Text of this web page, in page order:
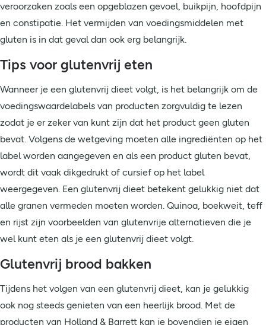
veroorzaken zoals een opgeblazen gevoel, buikpijn, hoofdpijn
en constipatie. Het vermijden van voedingsmiddelen met
gluten is in dat geval dan ook erg belangrijk.
Tips voor glutenvrij eten
Wanneer je een glutenvrij dieet volgt, is het belangrijk om de
voedingswaardelabels van producten zorgvuldig te lezen
zodat je er zeker van kunt zijn dat het product geen gluten
bevat. Volgens de wetgeving moeten alle ingrediënten op het
label worden aangegeven en als een product gluten bevat,
wordt dit vaak dikgedrukt of cursief op het label
weergegeven. Een glutenvrij dieet betekent gelukkig niet dat
alle granen vermeden moeten worden. Quinoa, boekweit, teff
en rijst zijn voorbeelden van glutenvrije alternatieven die je
wel kunt eten als je een glutenvrij dieet volgt.
Glutenvrij brood bakken
Tijdens het volgen van een glutenvrij dieet, kan je gelukkig
ook nog steeds genieten van een heerlijk brood. Met de
producten van Holland & Barrett kan je bovendien je eigen